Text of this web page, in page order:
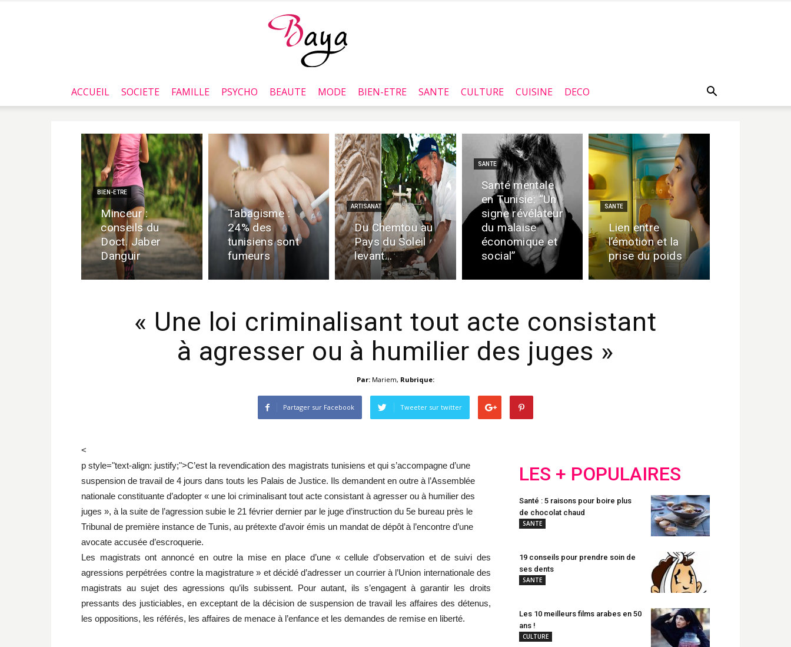
Baya.tn
ACCUEIL SOCIETE FAMILLE PSYCHO BEAUTE MODE BIEN-ETRE SANTE CULTURE CUISINE DECO
BIEN-ETRE
Minceur :
conseils du
Doct. Jaber
Danguir
Tabagisme :
24% des
tunisiens sont
fumeurs
ARTISANAT
Du Chemtou au
Pays du Soleil
levant…
SANTE
Santé mentale
en Tunisie: “Un
signe révélateur
du malaise
économique et
social”
SANTE
Lien entre
l’émotion et la
prise du poids
« Une loi criminalisant tout acte consistant
à agresser ou à humilier des juges »
Par: Mariem, Rubrique:
Partager sur Facebook Tweeter sur twitter
<
p style="text-align: justify;">C’est la revendication des magistrats tunisiens et qui s’accompagne d’une
suspension de travail de 4 jours dans touts les Palais de Justice. Ils demandent en outre à l’Assemblée
nationale constituante d’adopter « une loi criminalisant tout acte consistant à agresser ou à humilier des
juges », à la suite de l’agression subie le 21 février dernier par le juge d’instruction du 5e bureau près le
Tribunal de première instance de Tunis, au prétexte d’avoir émis un mandat de dépôt à l’encontre d’une
avocate accusée d’escroquerie.
Les magistrats ont annoncé en outre la mise en place d’une « cellule d’observation et de suivi des
agressions perpétrées contre la magistrature » et décidé d’adresser un courrier à l’Union internationale des
magistrats au sujet des agressions qu’ils subissent. Pour autant, ils s’engagent à garantir les droits
pressants des justiciables, en exceptant de la décision de suspension de travail les affaires des détenus,
les oppositions, les référés, les affaires de menace à l’enfance et les demandes de remise en liberté.
LES + POPULAIRES
Santé : 5 raisons pour boire plus
de chocolat chaud
SANTE
19 conseils pour prendre soin de
ses dents
SANTE
Les 10 meilleurs films arabes en 50
ans !
CULTURE